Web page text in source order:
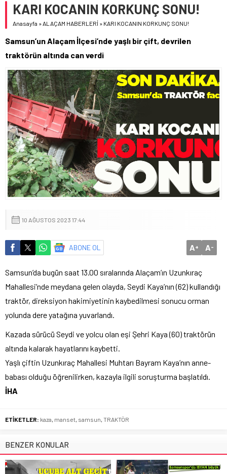
KARI KOCANIN KORKUNÇ SONU!
Anasayfa »ALAÇAM HABERLERİ » KARI KOCANIN KORKUNÇ SONU!
Samsun’un Alaçam İlçesi’nde yaşlı bir çift, devrilen
traktörün altında can verdi
10 AĞUSTOS 2023 17:44
ABONE OL A+ A-
Samsun’da bugün saat 13.00 sıralarında Alaçam’ın Uzunkıraç
Mahallesi’nde meydana gelen olayda, Seydi Kaya’nın (62) kullandığı
traktör, direksiyon hakimiyetinin kaybedilmesi sonucu orman
yolunda dere yatağına yuvarlandı.
Kazada sürücü Seydi ve yolcu olan eşi Şehri Kaya (60) traktörün
altında kalarak hayatlarını kaybetti.
Yaşlı çiftin Uzunkıraç Mahallesi Muhtarı Bayram Kaya’nın anne-
babası olduğu öğrenilirken, kazayla ilgili soruşturma başlatıldı.
İHA
ETİKETLER: kaza manset samsun TRAKTÖR
BENZER KONULAR